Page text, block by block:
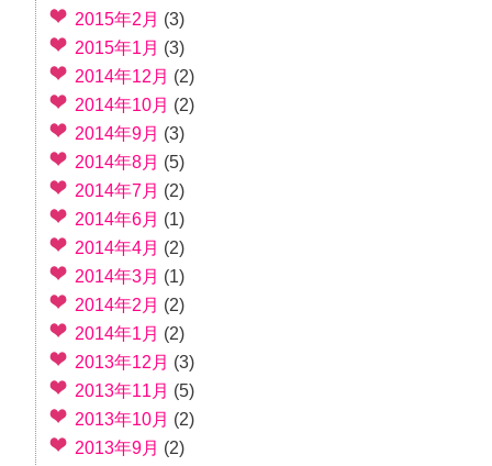
2015年2月 (3)
2015年1月 (3)
2014年12月 (2)
2014年10月 (2)
2014年9月 (3)
2014年8月 (5)
2014年7月 (2)
2014年6月 (1)
2014年4月 (2)
2014年3月 (1)
2014年2月 (2)
2014年1月 (2)
2013年12月 (3)
2013年11月 (5)
2013年10月 (2)
2013年9月 (2)